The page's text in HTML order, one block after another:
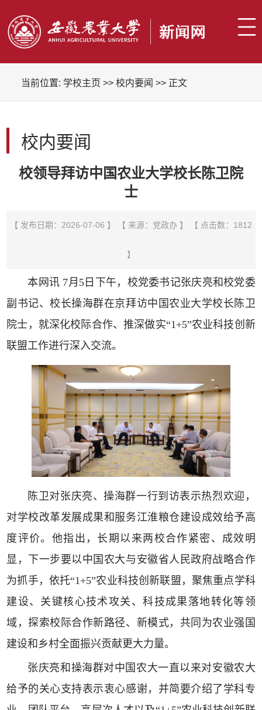
当前位置: 学校主页 >>校内要闻 >> 正文
校内要闻
校领导拜访中国农业大学校长陈卫院
士
【 发布日期：2026-07-06 】 【 来源：党政办 】 【 点击数： 1812
】
本网讯 7月5日下午，校党委书记张庆亮和校党委
副书记、校长操海群在京拜访中国农业大学校长陈卫
院士，就深化校际合作、推深做实“1+5”农业科技创新
联盟工作进行深入交流。
陈卫对张庆亮、操海群一行到访表示热烈欢迎，
对学校改革发展成果和服务江淮粮仓建设成效给予高
度评价。他指出，长期以来两校合作紧密、成效明
显，下一步要以中国农大与安徽省人民政府战略合作
为抓手，依托“1+5”农业科技创新联盟，聚焦重点学科
建设、关键核心技术攻关、科技成果落地转化等领
域，探索校际合作新路径、新模式，共同为农业强国
建设和乡村全面振兴贡献更大力量。
张庆亮和操海群对中国农大一直以来对安徽农大
给予的关心支持表示衷心感谢，并简要介绍了学科专